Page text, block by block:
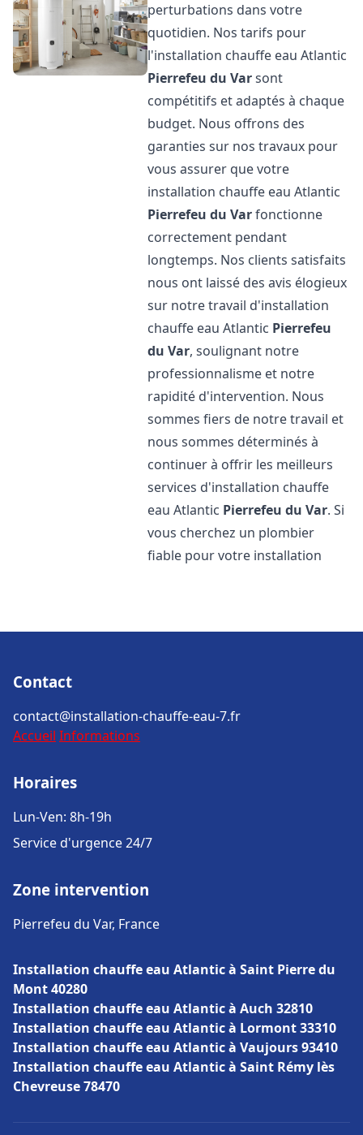
perturbations dans votre
quotidien. Nos tarifs pour
l'installation chauffe eau Atlantic
Pierrefeu du Varsont
compétitifs et adaptés à chaque
budget. Nous offrons des
garanties sur nos travaux pour
vous assurer que votre
installation chauffe eau Atlantic
Pierrefeu du Varfonctionne
correctement pendant
longtemps. Nos clients satisfaits
nous ont laissé des avis élogieux
sur notre travail d'installation
chauffe eau Atlantic Pierrefeu
du Var, soulignant notre
professionnalisme et notre
rapidité d'intervention. Nous
sommes fiers de notre travail et
nous sommes déterminés à
continuer à offrir les meilleurs
services d'installation chauffe
eau Atlantic Pierrefeu du Var. Si
vous cherchez un plombier
fiable pour votre installation
Contact
contact@installation-chauffe-eau-7.fr
Accueil Informations
Horaires
Lun-Ven: 8h-19h
Service d'urgence 24/7
Zone intervention
Pierrefeu du Var, France
Installation chauffe eau Atlantic à Saint Pierre du
Mont 40280
Installation chauffe eau Atlantic à Auch 32810
Installation chauffe eau Atlantic à Lormont 33310
Installation chauffe eau Atlantic à Vaujours 93410
Installation chauffe eau Atlantic à Saint Rémy lès
Chevreuse 78470